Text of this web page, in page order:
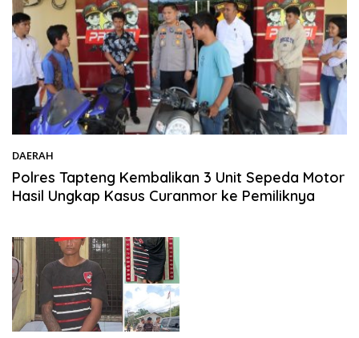
DAERAH
Polres Tapteng Kembalikan 3 Unit Sepeda Motor
Hasil Ungkap Kasus Curanmor ke Pemiliknya